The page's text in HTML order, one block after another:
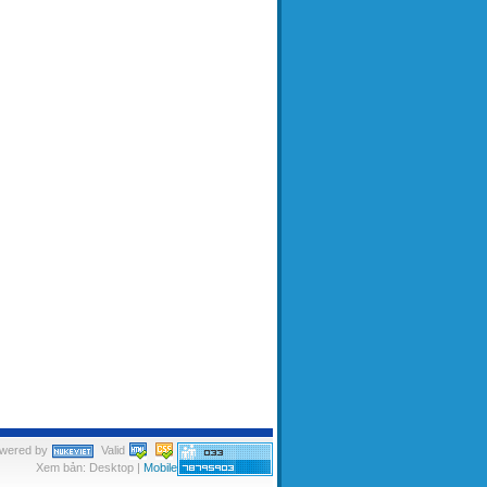
by
Valid
Xem bản: Desktop | Mobile